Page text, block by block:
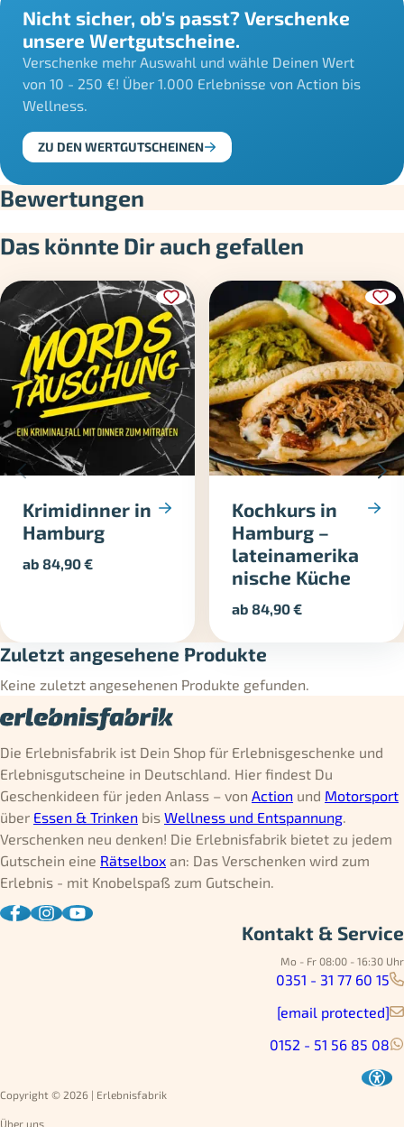
Nicht sicher, ob's passt? Verschenke
unsere Wertgutscheine.
Verschenke mehr Auswahl und wähle Deinen Wert
von 10 - 250 €! Über 1.000 Erlebnisse von Action bis
Wellness.
ZU DEN WERTGUTSCHEINEN
Bewertungen
Das könnte Dir auch gefallen
Krimidinner in
Hamburg
ab84,90€
Kochkurs in
Hamburg –
lateinamerika
nische Küche
ab84,90€
Zuletzt angesehene Produkte
Keine zuletzt angesehenen Produkte gefunden.
Die Erlebnisfabrik ist Dein Shop für Erlebnisgeschenke und
Erlebnisgutscheine in Deutschland. Hier findest Du
Geschenkideen für jeden Anlass – von Action und Motorsport
über Essen & Trinken bis Wellness und Entspannung.
Verschenken neu denken! Die Erlebnisfabrik bietet zu jedem
Gutschein eine Rätselbox an: Das Verschenken wird zum
Erlebnis - mit Knobelspaß zum Gutschein.
Kontakt & Service
Mo - Fr 08:00 - 16:30 Uhr
0351 - 31 77 60 15
[email protected]
0152 - 51 56 85 08
Copyright © 2026 | Erlebnisfabrik
Über uns